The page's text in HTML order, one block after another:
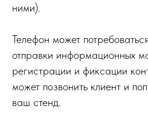
ними).
Телефон может
отправки информационных
регистрации и фиксации
может позвонить клиент и
ваш стенд.